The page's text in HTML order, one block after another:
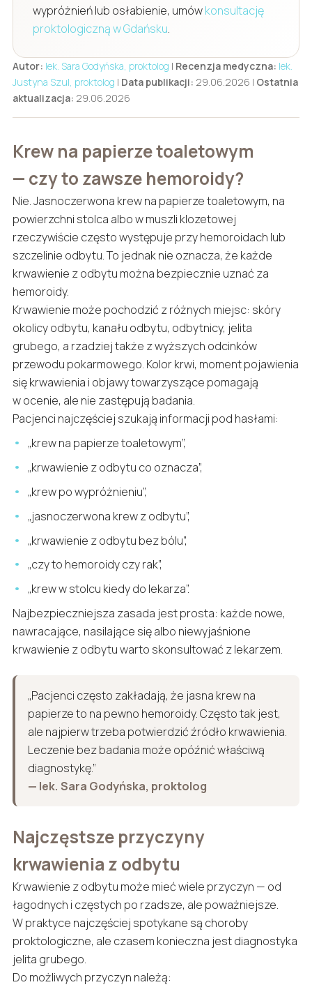
wypróżnień lub osłabienie, umówkonsultację
proktologiczną w Gdańsku.
Autor: lek. Sara Godyńska, proktolog | Recenzja medyczna: lek.
Justyna Szul, proktolog | Data publikacji: 29.06.2026 | Ostatnia
aktualizacja: 29.06.2026
Krew na papierze toaletowym
— czy to zawsze hemoroidy?
Nie. Jasnoczerwona krew na papierze toaletowym, na
powierzchni stolca albo w muszli klozetowej
rzeczywiście często występuje przy hemoroidach lub
szczelinie odbytu. To jednak nie oznacza, że każde
krwawienie z odbytu można bezpiecznie uznać za
hemoroidy.
Krwawienie może pochodzić z różnych miejsc: skóry
okolicy odbytu, kanału odbytu, odbytnicy, jelita
grubego, a rzadziej także z wyższych odcinków
przewodu pokarmowego. Kolor krwi, moment pojawienia
się krwawienia i objawy towarzyszące pomagają
w ocenie, ale nie zastępują badania.
Pacjenci najczęściej szukają informacji pod hasłami:
„krew na papierze toaletowym”,
„krwawienie z odbytu co oznacza”,
„krew po wypróżnieniu”,
„jasnoczerwona krew z odbytu”,
„krwawienie z odbytu bez bólu”,
„czy to hemoroidy czy rak”,
„krew w stolcu kiedy do lekarza”.
Najbezpieczniejsza zasada jest prosta: każde nowe,
nawracające, nasilające się albo niewyjaśnione
krwawienie z odbytu warto skonsultować z lekarzem.
„Pacjenci często zakładają, że jasna krew na
papierze to na pewno hemoroidy. Często tak jest,
ale najpierw trzeba potwierdzić źródło krwawienia.
Leczenie bez badania może opóźnić właściwą
diagnostykę.”
— lek. Sara Godyńska, proktolog
Najczęstsze przyczyny
krwawienia z odbytu
Krwawienie z odbytu może mieć wiele przyczyn — od
łagodnych i częstych po rzadsze, ale poważniejsze.
W praktyce najczęściej spotykane są choroby
proktologiczne, ale czasem konieczna jest diagnostyka
jelita grubego.
Do możliwych przyczyn należą: